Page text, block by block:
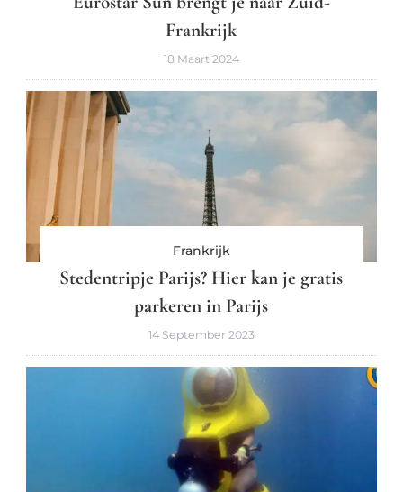
Frankrijk
18 Maart 2024
Frankrijk
Stedentripje Parijs? Hier kan je gratis
parkeren in Parijs
14 September 2023